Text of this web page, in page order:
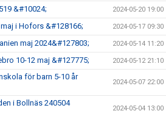
&#10024; 2024-05-20 19:00
i Hofors &#128166; 2024-05-17 09:30
maj 2024&#127803; 2024-05-14 11:20
10-12 maj &#127775; 2024-05-12 21:10
för barn 5-10 år
2024-05-07 22:00
i Bollnäs 240504
2024-05-04 13:00